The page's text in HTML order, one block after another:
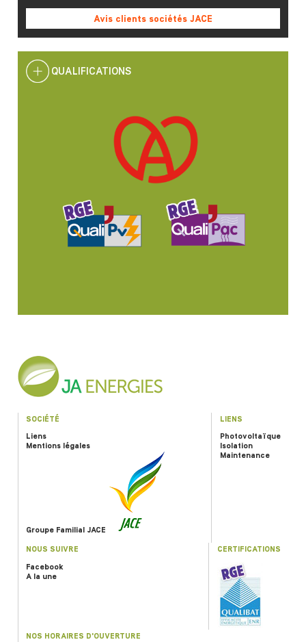
Avis clients sociétés JACE
QUALIFICATIONS
SOCIÉTÉ
Liens
Mentions légales
Groupe Familial JACE
LIENS
Photovoltaïque
Isolation
Maintenance
NOUS SUIVRE
Facebook
A la une
CERTIFICATIONS
NOS HORAIRES D'OUVERTURE